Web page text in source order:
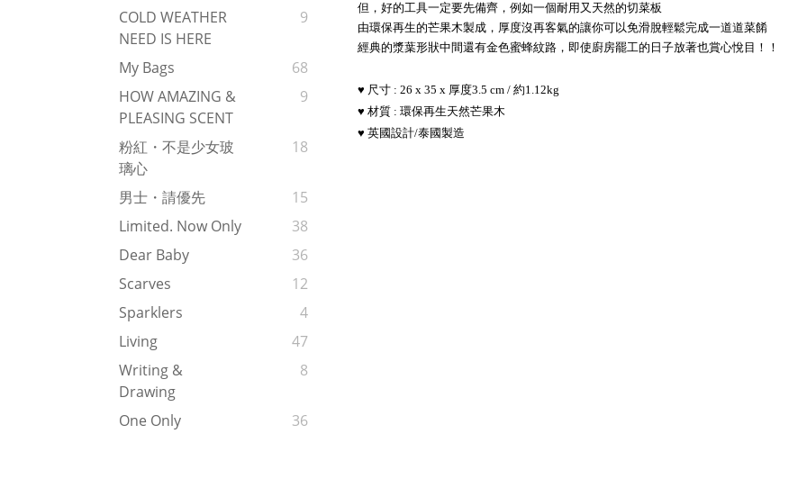
COLD WEATHER
NEED IS HERE
9
My Bags
68
HOW AMAZING &
PLEASING SCENT
9
粉紅・不是少女玻
璃心
18
男士・請優先
15
Limited. Now Only
38
Dear Baby
36
Scarves
12
Sparklers
4
Living
47
Writing &
Drawing
8
One Only 36
但，好的工具一定要先備齊，例如一個耐用又天然的切菜板
由環保再生的芒果木製成，厚度沒再客氣的讓你可以免滑脫輕鬆完成一道道菜餚
經典的漿葉形狀中間還有金色蜜蜂紋路，即使廚房罷工的日子放著也賞心悅目！！
♥ 尺寸 : 26 x 35 x 厚度3.5 cm / 約1.12kg
♥ 材質 : 環保再生天然芒果木
♥ 英國設計/泰國製造